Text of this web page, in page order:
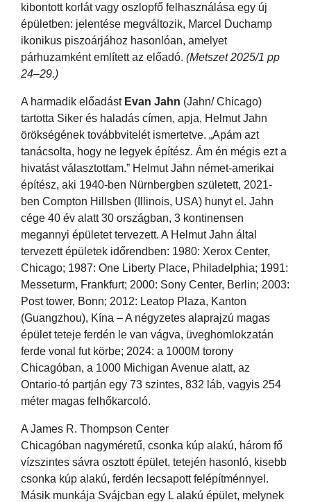
kibontott korlát vagy oszlopfő felhasználása egy új
épületben: jelentése megváltozik, Marcel Duchamp
ikonikus piszoárjához hasonlóan, amelyet
párhuzamként említett az előadó. (Metszet 2025/1 pp
24–29.)
A harmadik előadást Evan Jahn (Jahn/ Chicago)
tartotta Siker és haladás címen, apja, Helmut Jahn
örökségének továbbvitelét ismertetve. „Apám azt
tanácsolta, hogy ne legyek építész. Ám én mégis ezt a
hivatást választottam.” Helmut Jahn német-amerikai
építész, aki 1940-ben Nürnbergben született, 2021-
ben Compton Hillsben (Illinois, USA) hunyt el. Jahn
cége 40 év alatt 30 országban, 3 kontinensen
megannyi épületet tervezett. A Helmut Jahn által
tervezett épületek időrendben: 1980: Xerox Center,
Chicago; 1987: One Liberty Place, Philadelphia; 1991:
Messeturm, Frankfurt; 2000: Sony Center, Berlin; 2003:
Post tower, Bonn; 2012: Leatop Plaza, Kanton
(Guangzhou), Kína – A négyzetes alaprajzú magas
épület teteje ferdén le van vágva, üveghomlokzatán
ferde vonal fut körbe; 2024: a 1000M torony
Chicagóban, a 1000 Michigan Avenue alatt, az
Ontario-tó partján egy 73 szintes, 832 láb, vagyis 254
méter magas felhőkarcoló.
A James R. Thompson Center
Chicagóban nagyméretű, csonka kúp alakú, három fő
vízszintes sávra osztott épület, tetején hasonló, kisebb
csonka kúp alakú, ferdén lecsapott felépítménnyel.
Másik munkája Svájcban egy L alakú épület, melynek